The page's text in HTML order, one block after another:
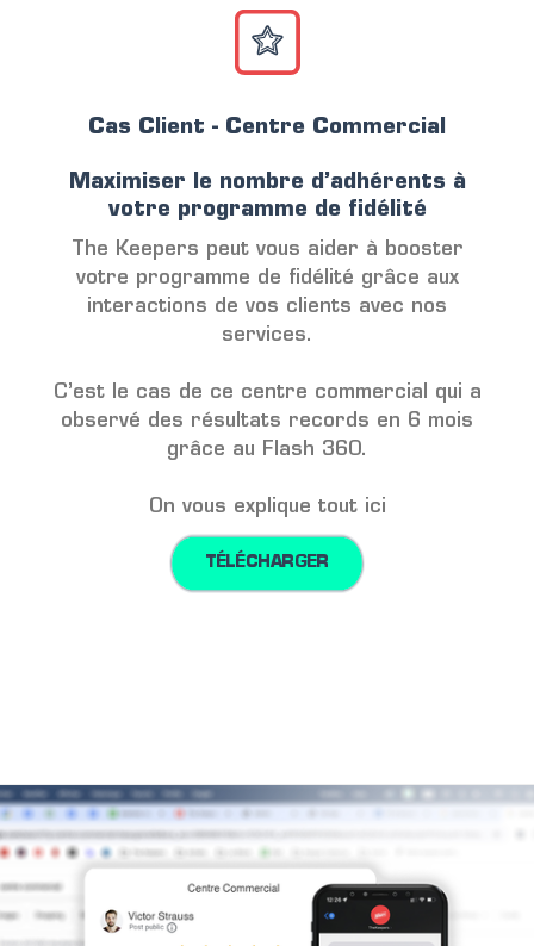
Cas Client - Centre Commercial
Maximiser le nombre d’adhérents à
votre programme de fidélité
The Keepers peut vous aider à booster
votre programme de fidélité grâce aux
interactions de vos clients avec nos
services.
C’est le cas de ce centre commercial qui a
observé des résultats records en 6 mois
grâce au Flash 360.
On vous explique tout ici
TÉLÉCHARGER